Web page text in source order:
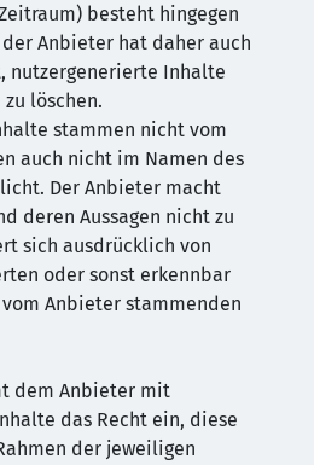
besteht hingegen
Anbieter hat daher auch
nutzergenerierte Inhalte
löschen.
stammen nicht vom
auch nicht im Namen des
Der Anbieter macht
deren Aussagen nicht zu
sich ausdrücklich von
oder sonst erkennbar
Anbieter stammenden
dem Anbieter mit
das Recht ein, diese
der jeweiligen